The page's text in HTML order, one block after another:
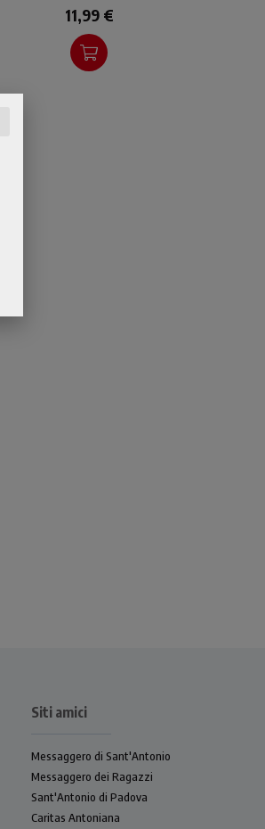
discu
11,99 €
Siti amici
Messaggero di Sant'Antonio
Messaggero dei Ragazzi
Sant'Antonio di Padova
Caritas Antoniana